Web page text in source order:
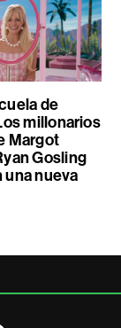
de
millonarios
Margot
Gosling
nueva